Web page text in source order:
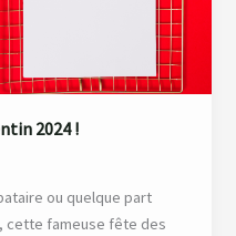
2024 !
ou quelque part
cette fameuse fête des